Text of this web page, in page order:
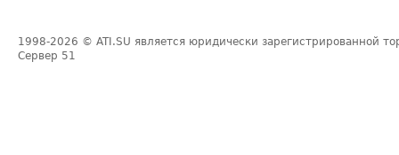
1998-2026 © ATI.SU является юридически зарегистрированной
Сервер 51